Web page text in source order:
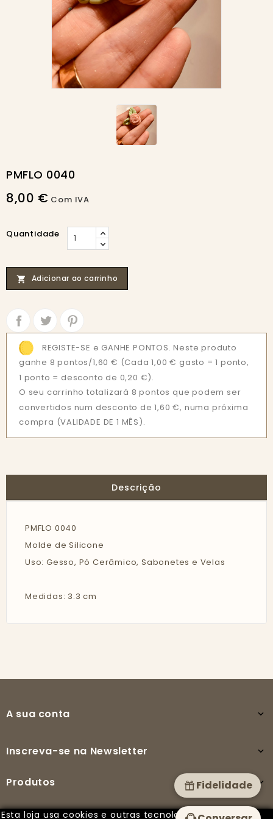
PMFLO 0040
8,00 € Com IVA
Quantidade
 Adicionar ao carrinho
REGISTE-SE e GANHE PONTOS. Neste produto
ganhe 8 pontos/1,60 € (Cada 1,00 € gasto = 1 ponto,
1 ponto = desconto de 0,20 €).
O seu carrinho totalizará 8 pontos que podem ser
convertidos num desconto de 1,60 €, numa próxima
compra (VALIDADE DE 1 MÊS).
Descrição
PMFLO 0040
Molde de Silicone
Uso: Gesso, Pó Cerâmico, Sabonetes e Velas
Medidas: 3.3 cm
A sua conta 
Inscreva-se na Newsletter 
Produtos 
Esta loja usa cookies e outras tecnologias para
Fidelidade